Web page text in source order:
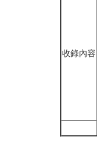
收錄內容